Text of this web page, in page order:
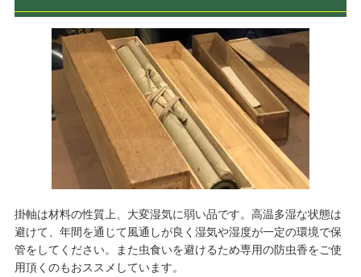
掛軸は材料の性質上、大変湿気に弱い品です。高温多湿な状態は
避けて、年間を通じて風通しが良く湿気や湿度が一定の環境で保
管をしてください。また虫食いを避けるため専用の防虫香をご使
用頂くのもおススメしています。